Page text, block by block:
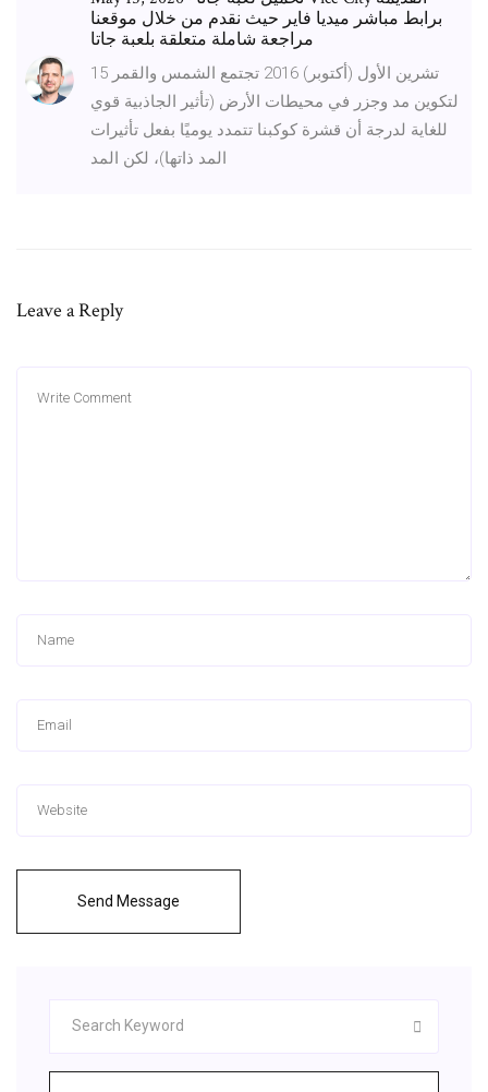
برابط مباشر ميديا فاير حيث نقدم من خلال موقعنا
مراجعة شاملة متعلقة بلعبة جاتا
15 تشرين الأول (أكتوبر) 2016 تجتمع الشمس والقمر
لتكوين مد وجزر في محيطات الأرض (تأثير الجاذبية قوي
للغاية لدرجة أن قشرة كوكبنا تتمدد يوميًا بفعل تأثيرات
Leave a Reply
Send Message